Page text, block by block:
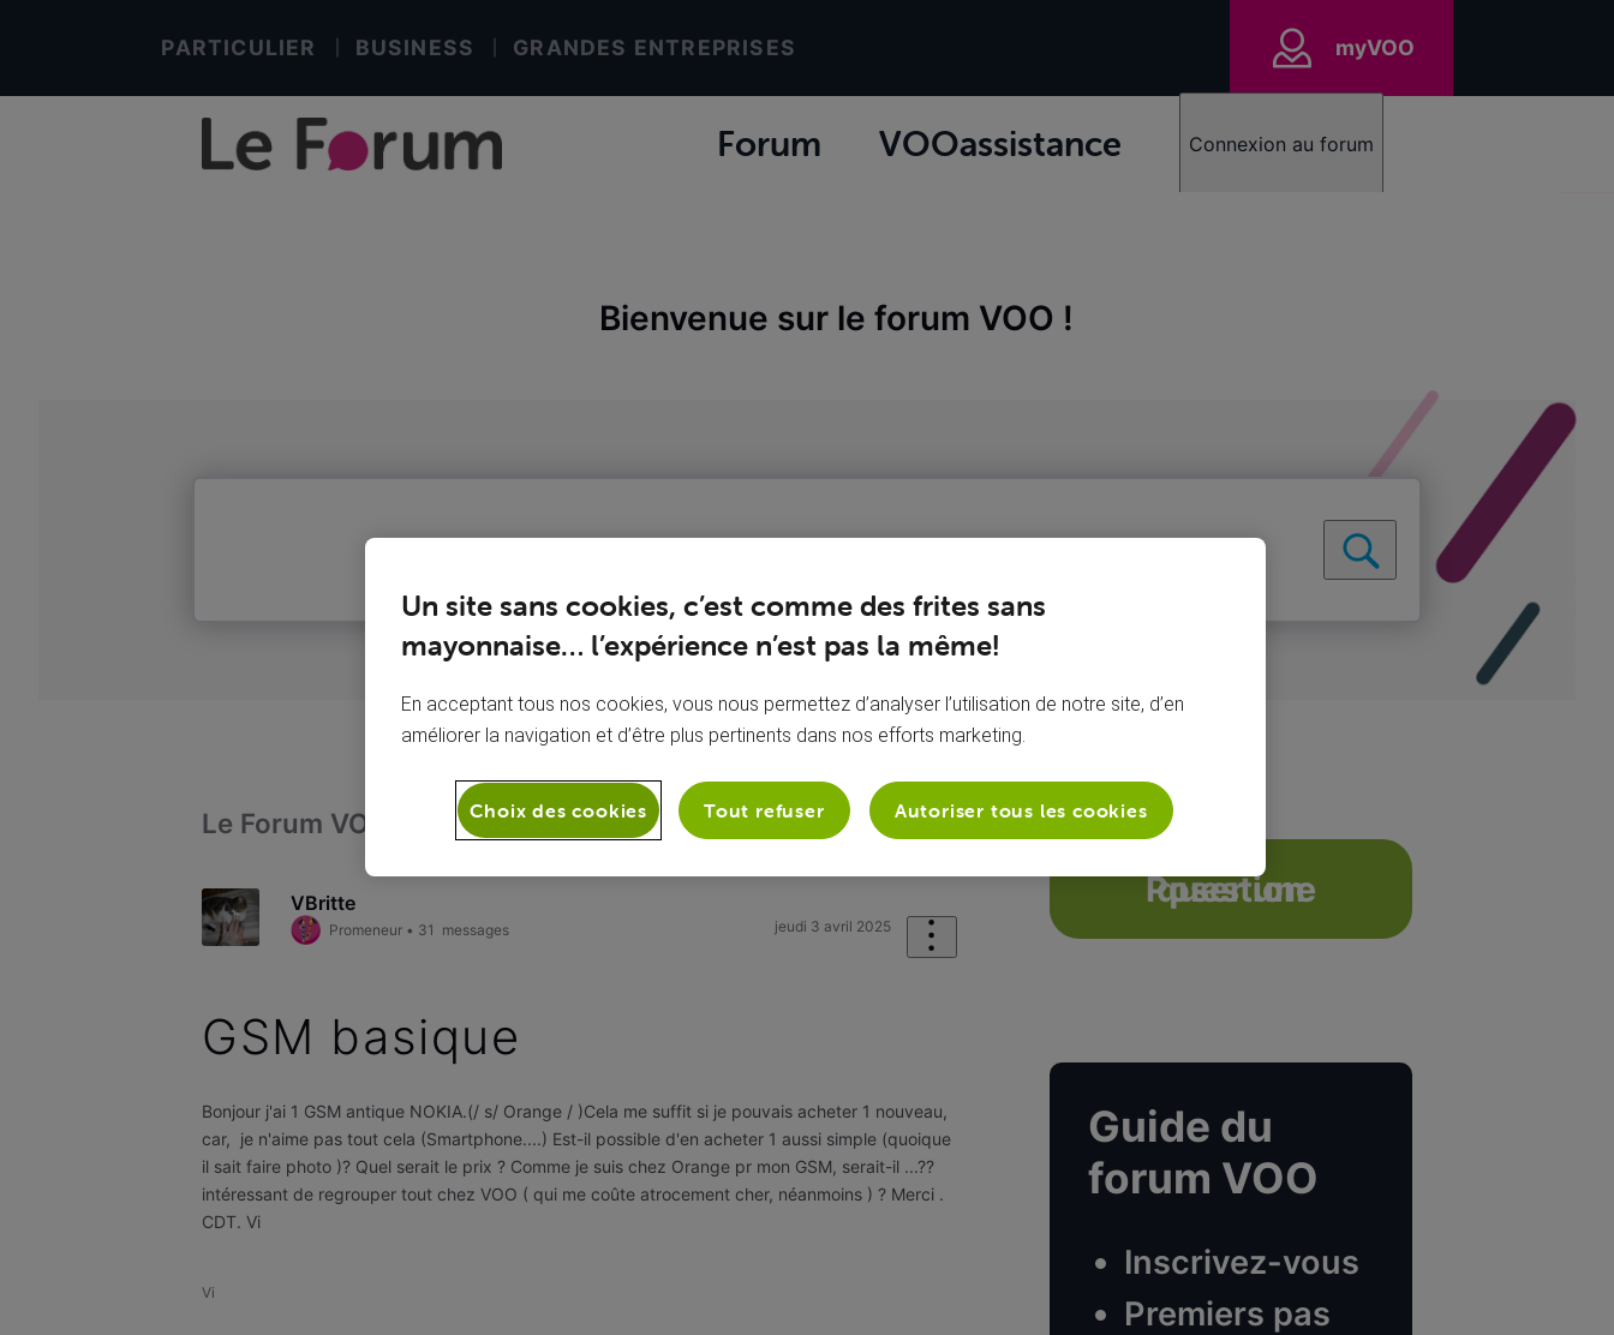
PARTICULIER BUSINESS GRANDES ENTREPRISES myVOO
Forum VOOassistance Connexion au forum
Bienvenue sur le forum VOO !
Le Forum VOO Téléphonie Mon appareil mobile GSM basique
VBritte
Promeneur• 31 messages jeudi 3 avril 2025
GSM basique
Bonjour j'ai 1 GSM antique NOKIA.(/ s/ Orange / )Cela me suffit si je pouvais acheter 1 nouveau,
car, je n'aime pas tout cela (Smartphone....) Est-il possible d'en acheter 1 aussi simple (quoique
il sait faire photo )? Quel serait le prix ? Comme je suis chez Orange pr mon GSM, serait-il ...??
intéressant de regrouper tout chez VOO ( qui me coûte atrocement cher, néanmoins ) ? Merci .
CDT. Vi
Vi
Poser une question
Guide du
forum VOO
Inscrivez-vous
Premiers pas
Un site sans cookies, c’est comme des frites sans
mayonnaise… l’expérience n’est pas la même!
En acceptant tous nos cookies, vous nous permettez d’analyser l’utilisation de notre site, d’en
améliorer la navigation et d’être plus pertinents dans nos efforts marketing.
Tout refuser Autoriser tous les cookies
Choix des cookies